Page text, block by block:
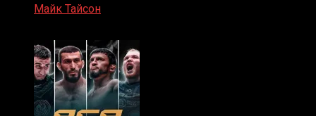
Майк Тайсон